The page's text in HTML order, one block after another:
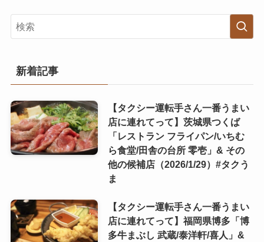
新着記事
【タクシー運転手さん一番うまい
店に連れてって】茨城県つくば
「レストラン フライパン/いちむ
ら食堂/田舎の台所 零壱」& その
他の候補店（2026/1/29）#タクう
ま
【タクシー運転手さん一番うまい
店に連れてって】福岡県博多「博
多牛まぶし 武蔵/泰洋軒/喜人」&